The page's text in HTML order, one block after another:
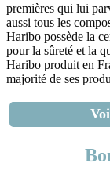
premières qui lui
aussi tous les
Haribo possède la
pour la sûreté et la
Haribo produit en
majorité de ses